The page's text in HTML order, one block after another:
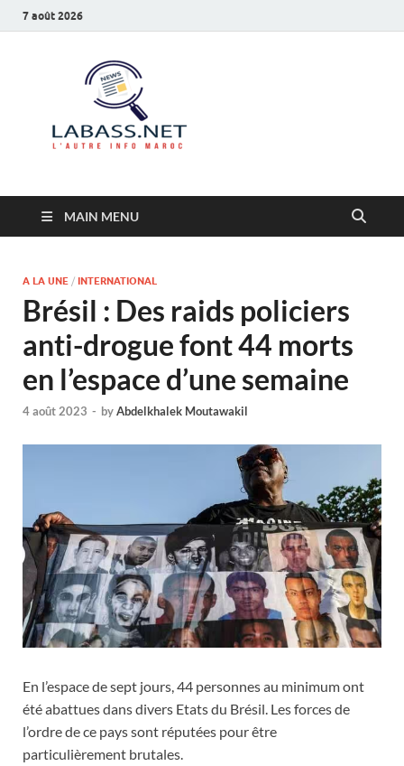
7 août 2026
MAIN MENU
A LA UNE / INTERNATIONAL
Brésil : Des raids policiers
anti-drogue font 44 morts
en l’espace d’une semaine
4 août 2023 - byAbdelkhalek Moutawakil
En l’espace de sept jours, 44 personnes au minimum ont
été abattues dans divers Etats du Brésil. Les forces de
l’ordre de ce pays sont réputées pour être
particulièrement brutales.